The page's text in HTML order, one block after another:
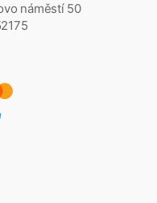
náměstí 50